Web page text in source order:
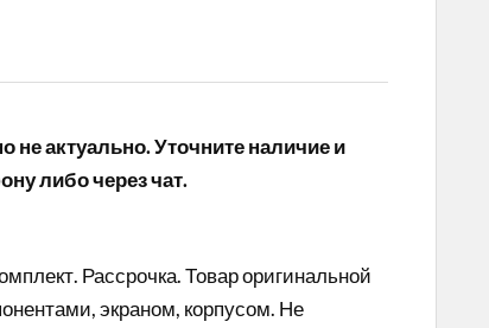
актуально. Уточните наличие и
либо через чат.
Рассрочка. Товар оригинальной
экраном, корпусом. Не